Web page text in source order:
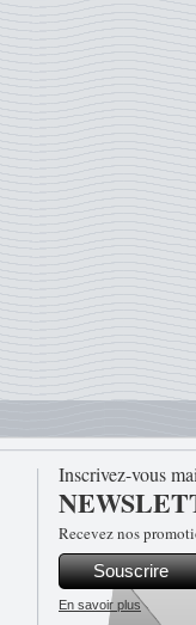
Inscrivez-vous
Recevez nos
Souscrire
En savoir plus